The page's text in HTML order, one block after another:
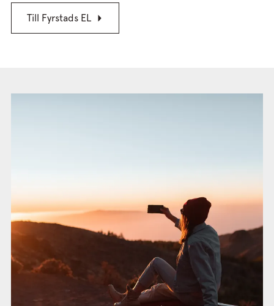
Till Fyrstads EL